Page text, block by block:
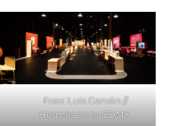
Foto: Luis Garván //
Hermès en la CDMX.